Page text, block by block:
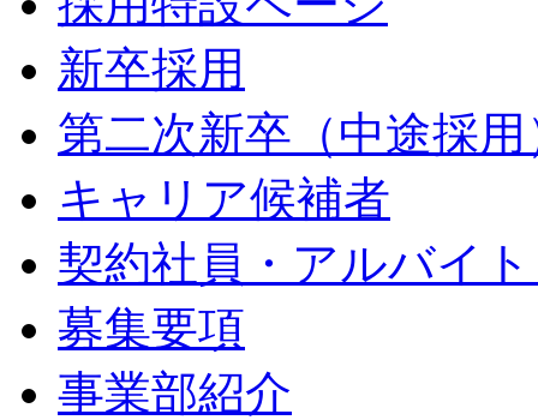
新卒採用
第二次新卒（中途採用
キャリア候補者
契約社員・アルバイ
募集要項
事業部紹介